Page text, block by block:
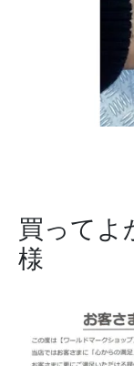
買ってよ
様